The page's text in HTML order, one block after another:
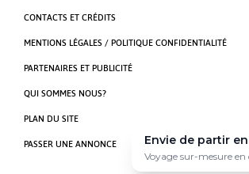
CONTACTS ET CRÉDITS
MENTIONS LÉGALES / POLITIQUE CONFIDENTIALITÉ
PARTENAIRES ET PUBLICITÉ
QUI SOMMES NOUS?
PLAN DU SITE
PASSER UNE ANNONCE Envie de partir
Voyage sur-mesure en